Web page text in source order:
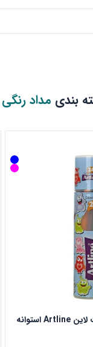
بندی مداد رنگی
مداد رنگی 24 رنگ آرت لاین Artline استوانه